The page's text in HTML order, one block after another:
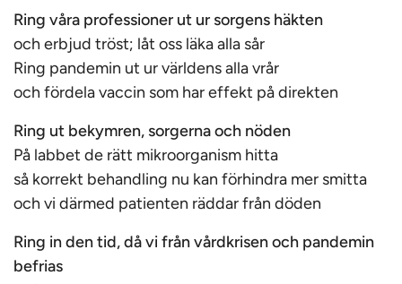
Ring våra professioner ut ur sorgens häkten
och erbjud tröst; låt oss läka alla sår
Ring pandemin ut ur världens alla vrår
och fördela vaccin som har effekt på direkten
Ring ut bekymren, sorgerna och nöden
På labbet de rätt mikroorganism hitta
så korrekt behandling nu kan förhindra mer smitta
och vi därmed patienten räddar från döden
Ring in den tid, då vi från vårdkrisen och pandemin
befrias